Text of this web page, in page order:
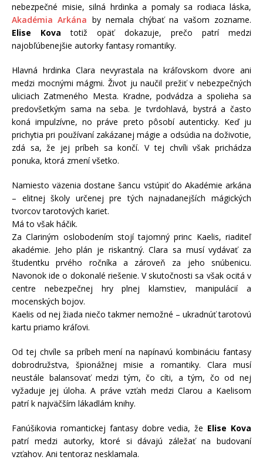
nebezpečné misie, silná hrdinka a pomaly sa rodiaca láska,
Akadémia Arkána by nemala chýbať na vašom zozname.
Elise Kova totiž opäť dokazuje, prečo patrí medzi
najobľúbenejšie autorky fantasy romantiky.
Hlavná hrdinka Clara nevyrastala na kráľovskom dvore ani
medzi mocnými mágmi. Život ju naučil prežiť v nebezpečných
uliciach Zatmeného Mesta. Kradne, podvádza a spolieha sa
predovšetkým sama na seba. Je tvrdohlavá, bystrá a často
koná impulzívne, no práve preto pôsobí autenticky. Keď ju
prichytia pri používaní zakázanej mágie a odsúdia na doživotie,
zdá sa, že jej príbeh sa končí. V tej chvíli však prichádza
ponuka, ktorá zmení všetko.
Namiesto väzenia dostane šancu vstúpiť do Akadémie arkána
– elitnej školy určenej pre tých najnadanejších mágických
tvorcov tarotových kariet.
Má to však háčik.
Za Clariným oslobodením stojí tajomný princ Kaelis, riaditeľ
akadémie. Jeho plán je riskantný. Clara sa musí vydávať za
študentku prvého ročníka a zároveň za jeho snúbenicu.
Navonok ide o dokonalé riešenie. V skutočnosti sa však ocitá v
centre nebezpečnej hry plnej klamstiev, manipulácií a
mocenských bojov.
Kaelis od nej žiada niečo takmer nemožné – ukradnúť tarotovú
kartu priamo kráľovi.
Od tej chvíle sa príbeh mení na napínavú kombináciu fantasy
dobrodružstva, špionážnej misie a romantiky. Clara musí
neustále balansovať medzi tým, čo cíti, a tým, čo od nej
vyžaduje jej úloha. A práve vzťah medzi Clarou a Kaelisom
patrí k najväčším lákadlám knihy.
Fanúšikovia romantickej fantasy dobre vedia, že Elise Kova
patrí medzi autorky, ktoré si dávajú záležať na budovaní
vzťahov. Ani tentoraz nesklamala.